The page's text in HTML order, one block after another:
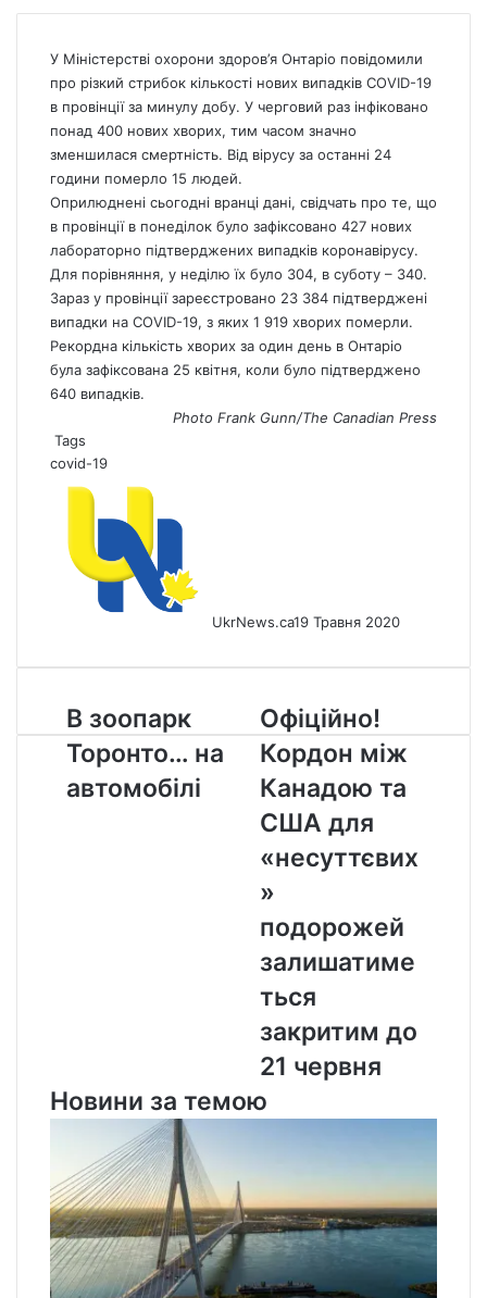
У Міністерстві охорони здоров’я Онтаріо повідомили
про різкий стрибок кількості нових випадків COVID-19
в провінції за минулу добу. У черговий раз інфіковано
понад 400 нових хворих, тим часом значно
зменшилася смертність. Від вірусу за останні 24
години померло 15 людей.
Оприлюднені сьогодні вранці дані, свідчать про те, що
в провінції в понеділок було зафіксовано 427 нових
лабораторно підтверджених випадків коронавірусу.
Для порівняння, у неділю їх було 304, в суботу – 340.
Зараз у провінції зареєстровано 23 384 підтверджені
випадки на COVID-19, з яких 1 919 хворих померли.
Рекордна кількість хворих за один день в Онтаріо
була зафіксована 25 квітня, коли було підтверджено
640 випадків.
Photo Frank Gunn/The Canadian Press
Tags
covid-19
UkrNews.ca19 Травня 2020
В
зоопарк
Торонто…
на
автомобілі
В зоопарк
Торонто… на
автомобілі
Офіційно!
Кордон
між
Канадою
та
США
для
«несуттєвих»
подорожей
закритим
до
червня
Офіційно!
Кордон між
Канадою та
США для
«несуттєвих
»
подорожей
залишатиме
ться
закритим до
21 червня
Новини за темою